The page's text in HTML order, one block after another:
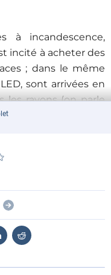
à incandescence,
incité à acheter des
; dans le même
sont arrivées en
les rayons (on parle
les acheteurs sont
les connaissances
2012, les industriels
nationales de
et ont fondé